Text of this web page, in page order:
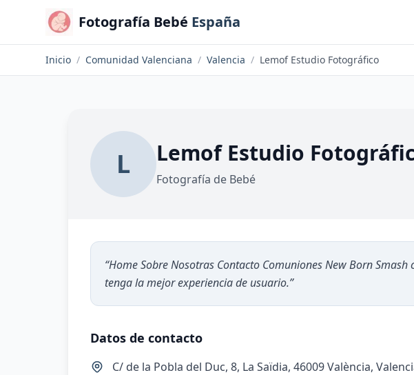
Fotografía Bebé España
Inicio / Comunidad Valenciana / Valencia / Lemof Estudio Fotográfico
L Lemof Estudio
Fotografía de Bebé
“Home Sobre Nosotras Contacto Comuniones New Born
tenga la mejor experiencia de usuario.”
Datos de contacto
C/ de la Pobla del Duc, 8, La Saïdia, 46009 València,